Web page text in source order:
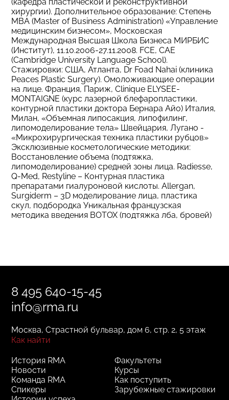
хирургии). Дополнительное образование: Степень
MBA (Master of Business Administration) «Управление
медицинским бизнесом», Московская
Международная Высшая Школа Бизнеса МИРБИС
(Институт), 11.10.2006-27.11.2008. FCE, CAE
(Cambridge University Language School).
Стажировки: США, Атланта, Dr Foad Nahai (клиника
Peaces Plastic Surgery). Омоложивающие операции
на лице. Франция, Париж, Clinique ELYSEE-
MONTAIGNE (курс лазерной блефаропластики,
контурной пластики доктора Бернара Айо) Италия,
Милан, «Объемная липосакция, липофилинг,
липомоделирование тела» Швейцария, Лугано -
«Микрохирургическая техника пластики рубцов»
Эксклюзивные косметологические методики:
Восстановление объема (подтяжка,
липомоделирование) средней зоны лица. Radiesse,
Q-Med, Restyline – Контурная пластика
препаратами гиалуроновой кислоты. Allergan,
Surgiderm – 3D моделирование лица, пластика
скул, подбородка Уникальная французская
методика введения BOTOX (подтяжка лба, бровей)
8 495 640-15-45
info@rma.ru
Москва, Страстной бульвар, дом 6, стр. 2, 5 этаж
Как найти
Факультеты
Курсы
Как поступить
Зарубежные стажировки
История RMA
Новости
Команда RMA
Спикеры